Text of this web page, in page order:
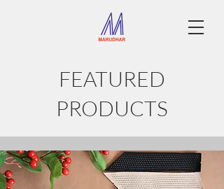
FEATURED
PRODUCTS